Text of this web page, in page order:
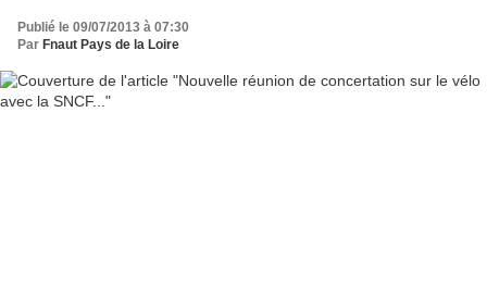
Publié le 09/07/2013 à 07:30
Par Fnaut Pays de la Loire